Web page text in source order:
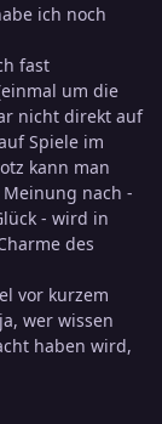
ich noch
fast
um die
nicht direkt auf
Spiele im
kann man
nach -
- wird in
des
vor kurzem
wer wissen
haben wird,